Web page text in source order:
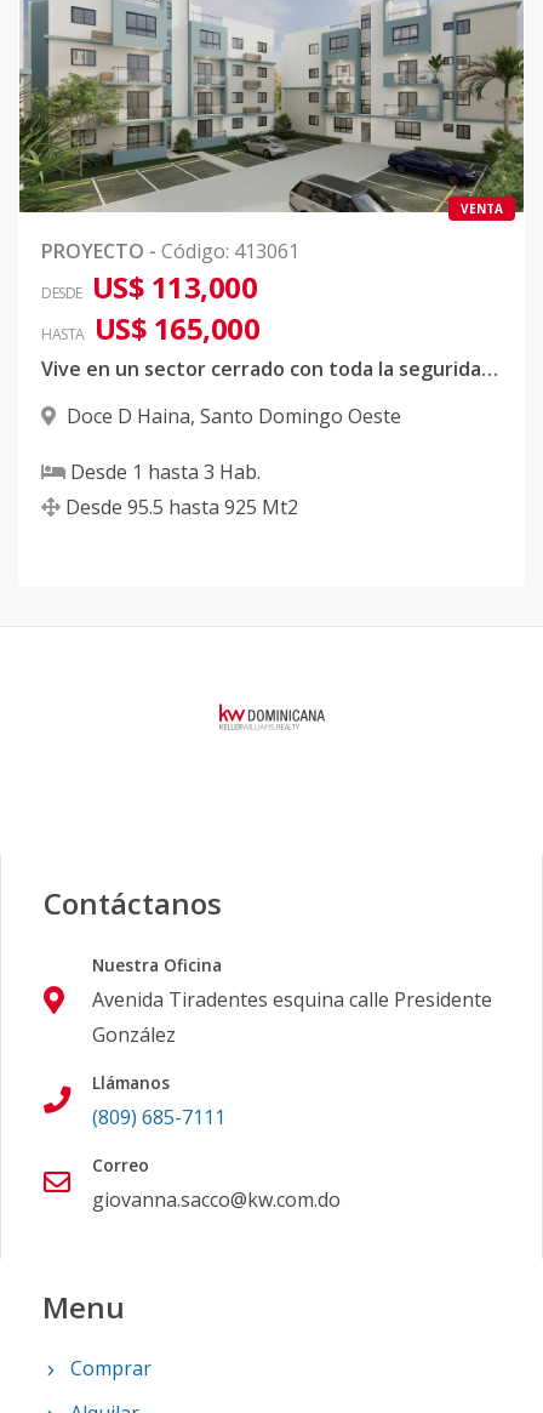
VENTA
PROYECTO - Código: 413061
DESDE US$ 113,000
HASTA US$ 165,000
Vive en un sector cerrado con toda la seguridad y tranquilidad sin contaminación sonica, ambiental y atmosferica
Doce D Haina, Santo Domingo Oeste
Desde 1 hasta 3 Hab.
Desde 95.5 hasta 925 Mt2
Contáctanos
Nuestra Oficina
Avenida Tiradentes esquina calle Presidente
González
Llámanos
(809) 685-7111
Correo
giovanna.sacco@kw.com.do
Menu
Comprar